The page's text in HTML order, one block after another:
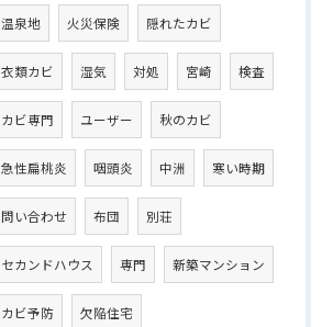
温泉地 火災保険 隠れたカビ
衣類カビ 湿気 対処 宮崎 検査
カビ専門 ユーザー 秋のカビ
急性扁桃炎 咽頭炎 中洲 寒い時期
問い合わせ 布団 別荘
セカンドハウス 専門 新築マンション
カビ予防 欠陥住宅